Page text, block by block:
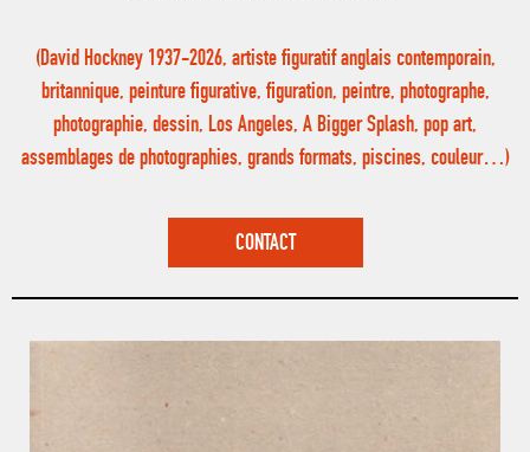
(David Hockney 1937-2026, artiste figuratif anglais contemporain,
britannique, peinture figurative, figuration, peintre, photographe,
photographie, dessin, Los Angeles, A Bigger Splash, pop art,
assemblages de photographies, grands formats, piscines, couleur…)
CONTACT